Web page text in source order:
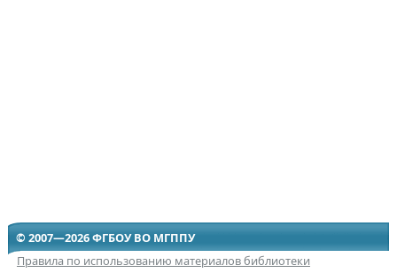
© 2007—2026 ФГБОУ ВО МГППУ
Правила по использованию материалов библиотеки